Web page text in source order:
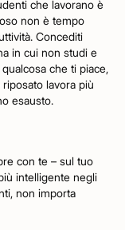
che lavorano è
non è tempo
Concediti
in cui non studi e
che ti piace,
lavora più
esausto.
con te – sul tuo
intelligente negli
non importa